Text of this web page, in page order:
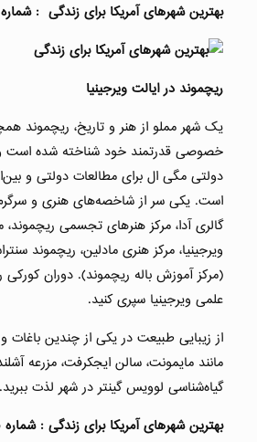
بهترین شهرهای آمریکا برای زندگی : شماره ۶
ریچموند در ایالت ویرجینیا
یک شهر مملو از هنر و تاریخ، ریچموند
خصوصی قدرتمند خود شناخته شده
دولتی مگی ال برای مطالعات دولتی و
است. یکی سر از شاخصه‌های هنری و
گالری آدا، مرکز هنرهای تجسمی ریچموند،
ویرجینیا، مرکز هنری مادلین، ریچموند
(مرکز آموزش باله ریچموند). دوران کورکی
علمی ویرجینیا سپری کنید.
از زیبایی طبیعت در یکی از چندین باغات
مانند مایمونت، سالن ایجکرفت، مزرعه
گیاه‌شناسی لوویس گینتر در شهر لذت ببرید.
بهترین شهرهای آمریکا برای زندگی : شماره ۵